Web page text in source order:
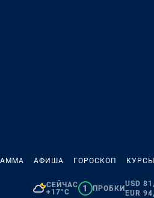
АФИША ГОРОСКОП
СЕЙЧАС
+17°C
1 ПРОБКИ
USD
EUR